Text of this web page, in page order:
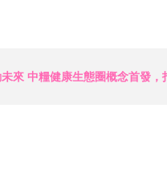
來 中糧健康生態圈概念首發